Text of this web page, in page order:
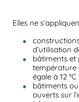
Elles ne
d’utilisation
bâtiments et
température
égale à 12 °C
bâtiments
ouverts sur